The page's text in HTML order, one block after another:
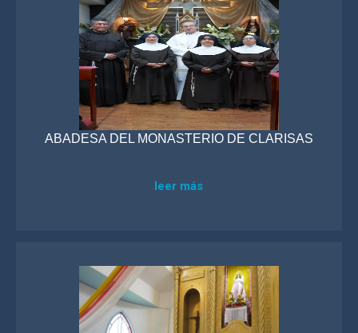
ABADESA DEL MONASTERIO DE CLARISAS
leer más